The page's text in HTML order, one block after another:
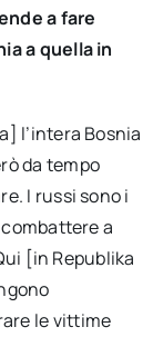
a fare
a quella in
l’intera Bosnia
da tempo
I russi sono i
a
[in Republika
le vittime